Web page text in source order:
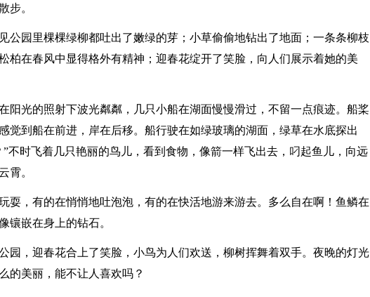
步。
公园里棵棵绿柳都吐出了嫩绿的芽；小草偷偷地钻出了地面；一条条柳枝
柏在春风中显得格外有精神；迎春花绽开了笑脸，向人们展示着她的美
阳光的照射下波光粼粼，几只小船在湖面慢慢滑过，不留一点痕迹。船桨
觉到船在前进，岸在后移。船行驶在如绿玻璃的湖面，绿草在水底探出
不时飞着几只艳丽的鸟儿，看到食物，像箭一样飞出去，叼起鱼儿，向远
霄。
耍，有的在悄悄地吐泡泡，有的在快活地游来游去。多么自在啊！鱼鳞在
镶嵌在身上的钻石。
园，迎春花合上了笑脸，小鸟为人们欢送，柳树挥舞着双手。夜晚的灯光
的美丽，能不让人喜欢吗？